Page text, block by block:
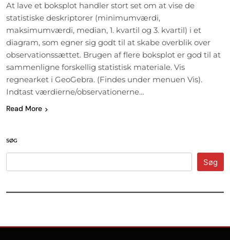
At lave et boksplot handler stort set om at vise de
statistiske deskriptorer (minimumværdi,
maksimumværdi, median, 1. kvartil og 3. kvartil) i et
diagram, som egner sig godt til at skabe overblik over
observationssættet. Brugen af flere boksplot er god til at
sammenligne forskellig statistisk materiale. Vis
regnearket i GeoGebra. (Findes under menuen Vis).
Indtast værdierne/observationerne…
Read More
SØG
Søg